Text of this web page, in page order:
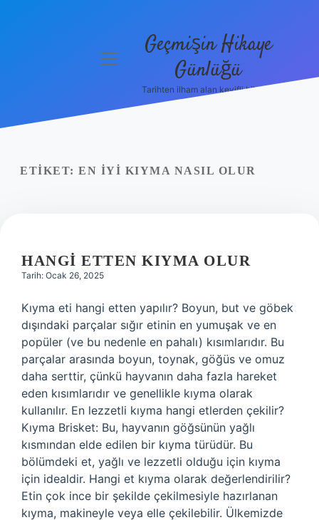
menüyü
Geçmişin Hikaye
Günlüğü
Tarihten ilham alan keyifli bilgiler!
ETIKET: EN IYI KIYMA NASIL OLUR
HANGI ETTEN KIYMA OLUR
Tarih: Ocak 26, 2025
Kıyma eti hangi etten yapılır? Boyun, but ve göbek
dışındaki parçalar sığır etinin en yumuşak ve en
popüler (ve bu nedenle en pahalı) kısımlarıdır. Bu
parçalar arasında boyun, toynak, göğüs ve omuz
daha serttir, çünkü hayvanın daha fazla hareket
eden kısımlarıdır ve genellikle kıyma olarak
kullanılır. En lezzetli kıyma hangi etlerden çekilir?
Kıyma Brisket: Bu, hayvanın göğsünün yağlı
kısmından elde edilen bir kıyma türüdür. Bu
bölümdeki et, yağlı ve lezzetli olduğu için kıyma
için idealdir. Hangi et kıyma olarak değerlendirilir?
Etin çok ince bir şekilde çekilmesiyle hazırlanan
kıyma, makineyle veya elle çekilebilir. Ülkemizde